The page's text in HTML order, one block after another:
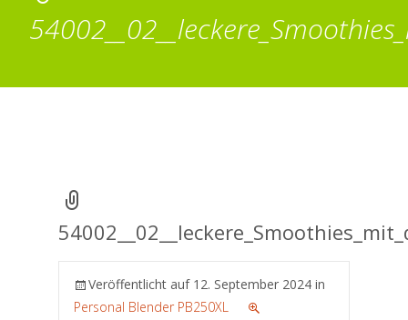
Veröffentlicht auf 12. September 2024 in
Personal Blender PB250XL